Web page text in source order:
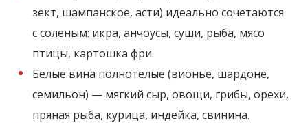
зект, шампанское, асти) идеально сочетаются
с соленым: икра, анчоусы, суши, рыба, мясо
птицы, картошка фри.
Белые вина полнотелые (вионье, шардоне,
семильон) — мягкий сыр, овощи, грибы, орехи,
пряная рыба, курица, индейка, свинина.